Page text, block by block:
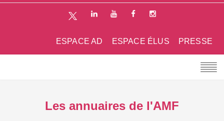
PRESSE
ESPACE ÉLUS
ESPACE AD
Les annuaires de l'AMF